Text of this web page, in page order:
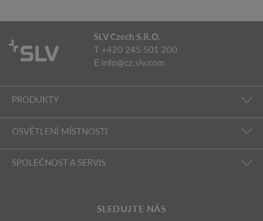
SLV Czech S.R.O.
T +420 245 501 200
E info@cz.slv.com
PRODUKTY
OSVĚTLENÍ MÍSTNOSTI
SPOLEČNOST A SERVIS
SLEDUJTE NÁS